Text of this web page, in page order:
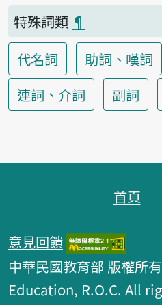
特殊詞類 ¶
代名詞
助詞、嘆詞
連詞、介詞
副詞
首頁
意見回饋
中華民國教育部 版權所
Education, R.O.C. All